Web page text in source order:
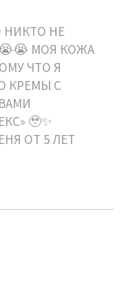
НИКТО НЕ
МОЯ КОЖА
ЧТО Я
КРЕМЫ С
🥹✨
ОТ 5 ЛЕТ